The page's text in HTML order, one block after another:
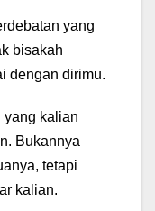
yang
bisakah
dengan dirimu.
yang kalian
Bukannya
tetapi
kalian.